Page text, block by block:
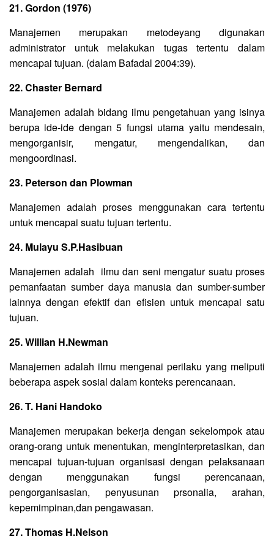
21. Gordon (1976)
Manajemen merupakan metodeyang digunakan
administrator untuk melakukan tugas tertentu dalam
mencapai tujuan. (dalam Bafadal 2004:39).
22. Chaster Bernard
Manajemen adalah bidang ilmu pengetahuan yang isinya
berupa ide-ide dengan 5 fungsi utama yaitu mendesain,
mengorganisir, mengatur, mengendalikan, dan
mengoordinasi.
23. Peterson dan Plowman
Manajemen adalah proses menggunakan cara tertentu
untuk mencapai suatu tujuan tertentu.
24. Mulayu S.P.Hasibuan
Manajemen adalah ilmu dan seni mengatur suatu proses
pemanfaatan sumber daya manusia dan sumber-sumber
lainnya dengan efektif dan efisien untuk mencapai satu
tujuan.
25. Willian H.Newman
Manajemen adalah ilmu mengenai perilaku yang meliputi
beberapa aspek sosial dalam konteks perencanaan.
26. T. Hani Handoko
Manajemen merupakan bekerja dengan sekelompok atau
orang-orang untuk menentukan, menginterpretasikan, dan
mencapai tujuan-tujuan organisasi dengan pelaksanaan
dengan menggunakan fungsi perencanaan,
pengorganisasian, penyusunan prsonalia, arahan,
kepemimpinan,dan pengawasan.
27. Thomas H.Nelson